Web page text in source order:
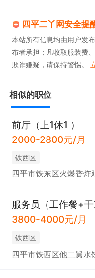
四平二丫网安全提
本站所有信息均由用户发
布者承担；凡收取服装费
欺诈嫌疑，请保持警惕。
相似的职位
前厅（上1休1 ）
2000-2800元/月
铁西区
四平市铁东区火爆香炸
服务员（工作餐+干
3800-4000元/月
铁西区
四平市铁西区他二舅水